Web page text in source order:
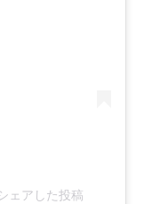
ェアした投稿